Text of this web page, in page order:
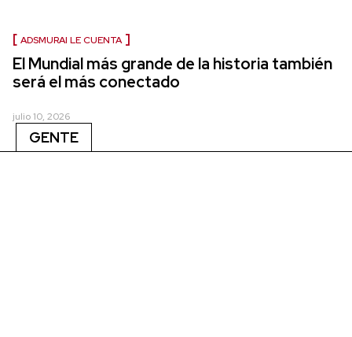
ADSMURAI LE CUENTA
El Mundial más grande de la historia también
será el más conectado
julio 10, 2026
GENTE